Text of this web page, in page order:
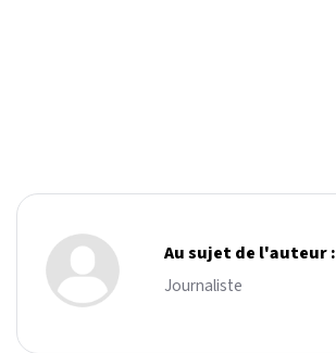
Au sujet de l'auteur :
Journaliste